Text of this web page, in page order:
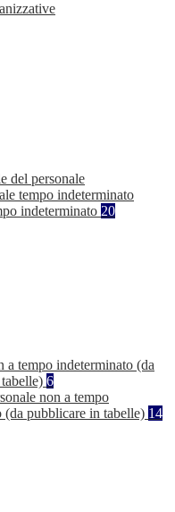
del personale
tempo indeterminato
indeterminato 20
a tempo indeterminato (da
6
non a tempo
(da pubblicare in tabelle) 14